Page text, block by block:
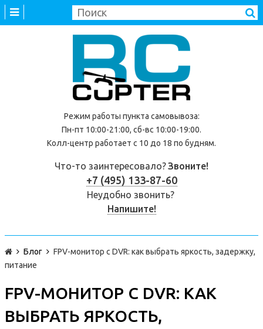
Режим работы пункта самовывоза:
Пн-пт 10:00-21:00, сб-вс 10:00-19:00.
Колл-центр работает с 10 до 18 по будням.
Что-то заинтересовало?Звоните!
+7 (495) 133-87-60
Неудобно звонить?
Напишите!
Блог
FPV-монитор с DVR: как выбрать яркость, задержку,
питание
FPV-МОНИТОР С DVR: КАК
ВЫБРАТЬ ЯРКОСТЬ,